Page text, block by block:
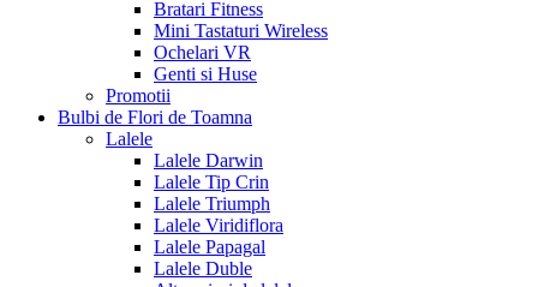
Bratari Fitness
Mini Tastaturi Wireless
Ochelari VR
Genti si Huse
Promotii
Bulbi de Flori de Toamna
Lalele
Lalele Darwin
Lalele Tip Crin
Lalele Triumph
Lalele Viridiflora
Lalele Papagal
Lalele Duble